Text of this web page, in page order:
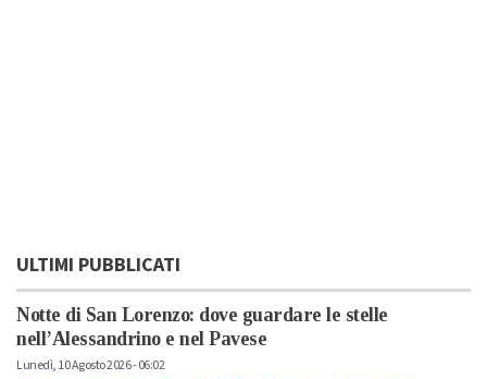
ULTIMI PUBBLICATI
Notte di San Lorenzo: dove guardare le stelle
nell’Alessandrino e nel Pavese
Lunedì, 10 Agosto 2026 - 06:02